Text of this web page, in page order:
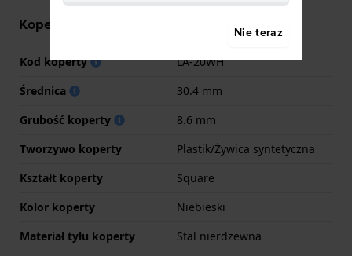
Koperta - informacje
Kod koperty
LA-20WH
Średnica
30.4 mm
Grubość koperty
8.6 mm
Tworzywo koperty
Plastik/Żywica syntetyczna
Kształt koperty
Square
Kolor koperty
Niebieski
Materiał tyłu koperty
Stal nierdzewna
Nie teraz